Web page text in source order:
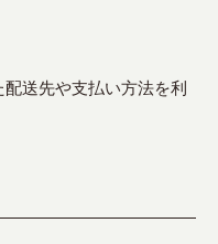
送先や支払い方法を利